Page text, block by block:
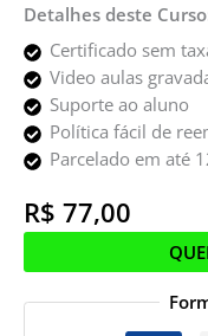
Detalhes deste
Certificado sem
Video aulas
Suporte ao aluno
Política fácil de
Parcelado em até
R$ 77,00